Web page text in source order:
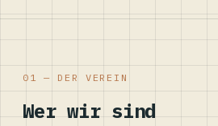
01 — DER VEREIN
Wer wir sind